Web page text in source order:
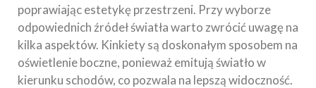
poprawiając estetykę przestrzeni. Przy wyborze
odpowiednich źródeł światła warto zwrócić uwagę na
kilka aspektów. Kinkiety są doskonałym sposobem na
oświetlenie boczne, ponieważ emitują światło w
kierunku schodów, co pozwala na lepszą widoczność.